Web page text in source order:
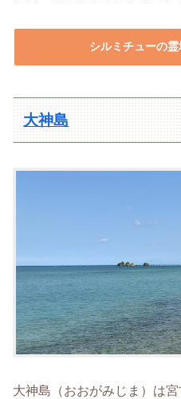
シルミチューの
大神島
大神島（おおがみじま）は